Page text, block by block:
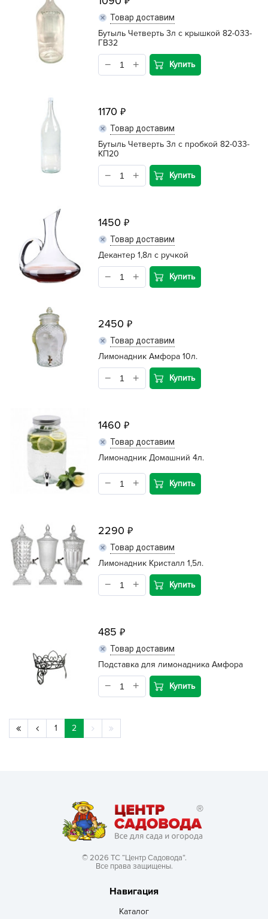
Товар доставим
Бутыль Четверть 3л с крышкой 82-033-
ГВ32
Купить
1170
Товар доставим
Бутыль Четверть 3л с пробкой 82-033-
КП20
Купить
1450
Товар доставим
Декантер 1,8л с ручкой
Купить
2450
Товар доставим
Лимонадник Амфора 10л.
Купить
1460
Товар доставим
Лимонадник Домашний 4л.
Купить
2290
Товар доставим
Лимонадник Кристалл 1,5л.
Купить
485
Товар доставим
Подставка для лимонадника Амфора
Купить
1 2
© 2026 ТС “Центр Садовода”.
Все права защищены.
Навигация
Каталог